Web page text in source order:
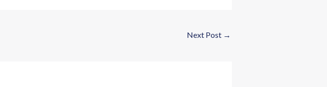
Next Post →